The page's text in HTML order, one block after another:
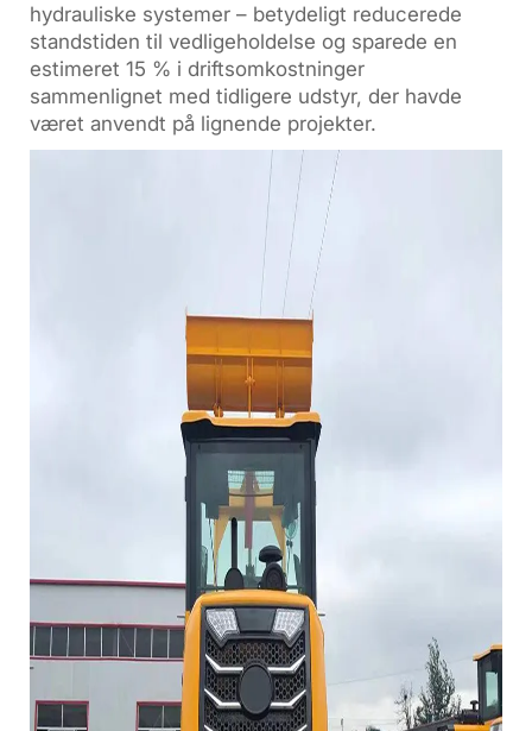
hydrauliske systemer – betydeligt reducerede
standstiden til vedligeholdelse og sparede en
estimeret 15 % i driftsomkostninger
sammenlignet med tidligere udstyr, der havde
været anvendt på lignende projekter.